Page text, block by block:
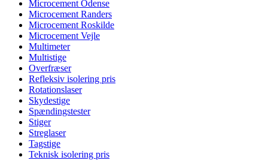
Microcement Odense
Microcement Randers
Microcement Roskilde
Microcement Vejle
Multimeter
Multistige
Overfræser
Refleksiv isolering pris
Rotationslaser
Skydestige
Spændingstester
Stiger
Streglaser
Tagstige
Teknisk isolering pris